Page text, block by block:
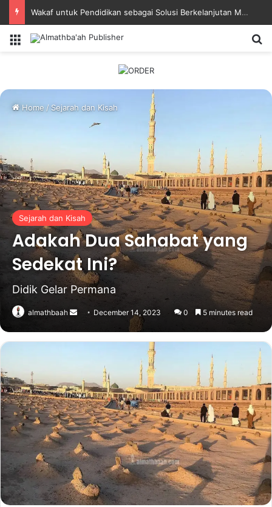
Kisah Manajemen Waktu Imam Nawawi
Menu
Home/Sejarah dan Kisah
Sejarah dan Kisah
Adakah Dua Sahabat yang
Sedekat Ini?
Didik Gelar Permana
almathbaah
Send
email
December 14, 2023 0 5 minutes read